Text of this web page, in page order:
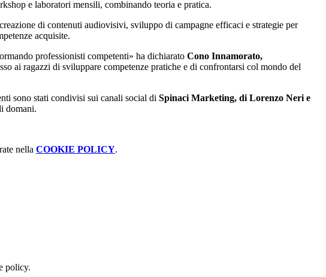
e laboratori mensili, combinando teoria e pratica.
di contenuti audiovisivi, sviluppo di campagne efficaci e strategie per
acquisite.
professionisti competenti» ha dichiarato Cono Innamorato,
ai ragazzi di sviluppare competenze pratiche e di confrontarsi col mondo del
sono stati condivisi sui canali social di Spinaci Marketing, di Lorenzo Neri e
domani.
nella COOKIE POLICY.
policy.